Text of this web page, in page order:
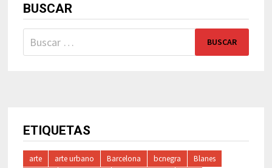
BUSCAR
Buscar:
ETIQUETAS
arte arte urbano Barcelona bcnegra Blanes